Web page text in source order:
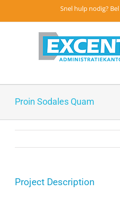
content
Snel hulp nodig? Bel
Proin Sodales Quam
Project Description